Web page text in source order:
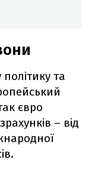
та
євро
– від